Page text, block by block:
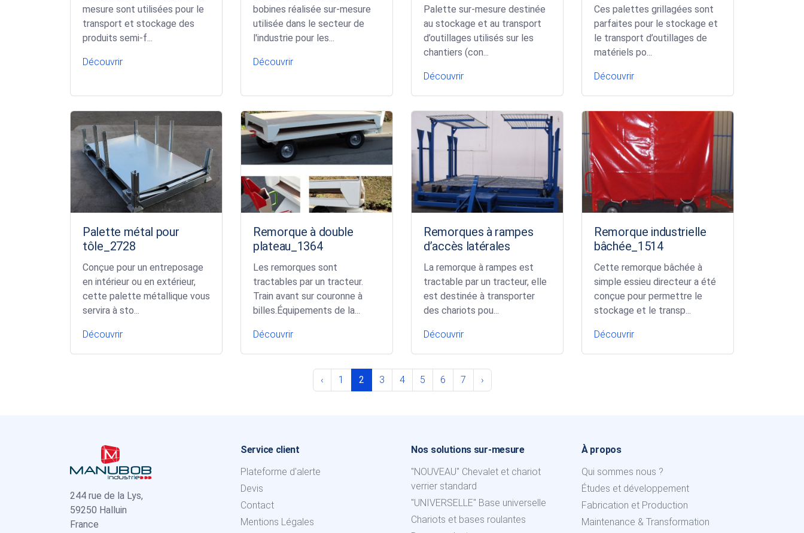
mesure sont utilisées pour le
transport et stockage des
produits semi-f...
Découvrir
bobines réalisée sur-mesure
utilisée dans le secteur de
l'industrie pour les...
Découvrir
Palette sur-mesure destinée
au stockage et au transport
d’outillages utilisés sur les
chantiers (con...
Découvrir
Ces palettes grillagées sont
parfaites pour le stockage et
le transport d’outillages de
matériels po...
Découvrir
Palette métal pour
tôle_2728
Conçue pour un entreposage
en intérieur ou en extérieur,
cette palette métallique vous
servira à sto...
Découvrir
Remorque à double
plateau_1364
Les remorques sont
tractables par un tracteur.
Train avant sur couronne à
billes.Équipements de la...
Découvrir
Remorques à rampes
d’accès latérales
La remorque à rampes est
tractable par un tracteur, elle
est destinée à transporter
des chariots pou...
Découvrir
Remorque industrielle
bâchée_1514
Cette remorque bâchée à
simple essieu directeur a été
conçue pour permettre le
stockage et le transp...
Découvrir
‹ 1 2 3 4 5 6 7 ›
244 rue de la Lys,
59250 Halluin
France
Service client
Plateforme d'alerte
Devis
Contact
Mentions Légales
Nos solutions sur-mesure
"NOUVEAU" Chevalet et chariot
verrier standard
"UNIVERSELLE" Base universelle
Chariots et bases roulantes
À propos
Qui sommes nous ?
Études et développement
Fabrication et Production
Maintenance & Transformation